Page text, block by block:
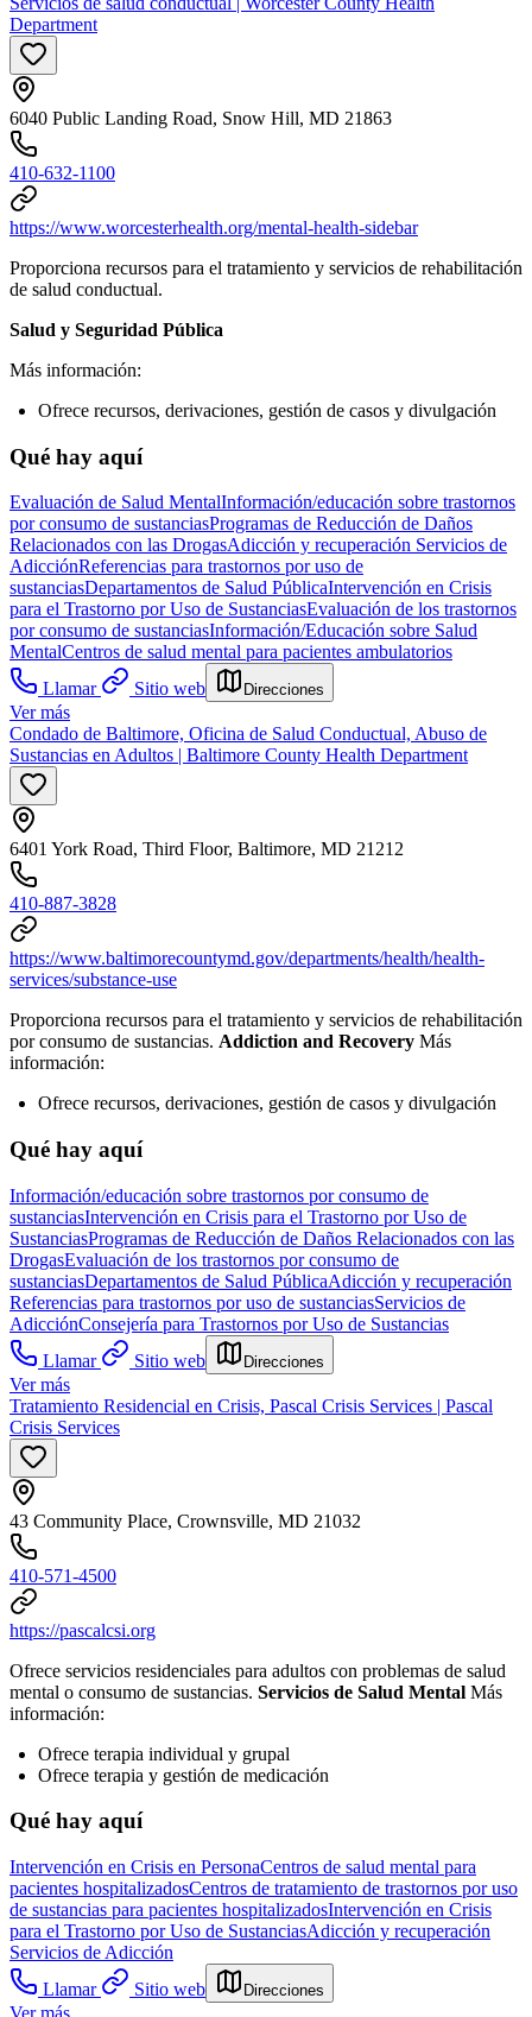
Department
6040 Public Landing Road, Snow Hill, MD 21863
410-632-1100
https://www.worcesterhealth.org/mental-health-sidebar
Proporciona recursos para el tratamiento y servicios de rehabilitación
de salud conductual.
Salud y Seguridad Pública
Más información:
Ofrece recursos, derivaciones, gestión de casos y divulgación
Qué hay aquí
Evaluación de Salud MentalInformación/educación sobre trastornos
por consumo de sustanciasProgramas de Reducción de Daños
Relacionados con las DrogasAdicción y recuperación Servicios de
AdicciónReferencias para trastornos por uso de
sustanciasDepartamentos de Salud PúblicaIntervención en Crisis
para el Trastorno por Uso de SustanciasEvaluación de los trastornos
por consumo de sustanciasInformación/Educación sobre Salud
MentalCentros de salud mental para pacientes ambulatorios
Llamar
Sitio web Direcciones
Ver más
Condado de Baltimore, Oficina de Salud Conductual, Abuso de
Sustancias en Adultos | Baltimore County Health Department
6401 York Road, Third Floor, Baltimore, MD 21212
410-887-3828
https://www.baltimorecountymd.gov/departments/health/health-
services/substance-use
Proporciona recursos para el tratamiento y servicios de rehabilitación
por consumo de sustancias. Addiction and Recovery Más
información:
Ofrece recursos, derivaciones, gestión de casos y divulgación
Qué hay aquí
Información/educación sobre trastornos por consumo de
sustanciasIntervención en Crisis para el Trastorno por Uso de
SustanciasProgramas de Reducción de Daños Relacionados con las
DrogasEvaluación de los trastornos por consumo de
sustanciasDepartamentos de Salud PúblicaAdicción y recuperación
Referencias para trastornos por uso de sustanciasServicios de
AdicciónConsejería para Trastornos por Uso de Sustancias
Llamar
Sitio web Direcciones
Ver más
Tratamiento Residencial en Crisis, Pascal Crisis Services | Pascal
Crisis Services
43 Community Place, Crownsville, MD 21032
410-571-4500
https://pascalcsi.org
Ofrece servicios residenciales para adultos con problemas de salud
mental o consumo de sustancias. Servicios de Salud Mental Más
información:
Ofrece terapia individual y grupal
Ofrece terapia y gestión de medicación
Qué hay aquí
Intervención en Crisis en PersonaCentros de salud mental para
pacientes hospitalizadosCentros de tratamiento de trastornos por uso
de sustancias para pacientes hospitalizadosIntervención en Crisis
para el Trastorno por Uso de SustanciasAdicción y recuperación
Servicios de Adicción
Llamar
Sitio web Direcciones
Ver más